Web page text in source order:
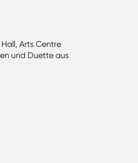
Arts Centre
und Duette aus